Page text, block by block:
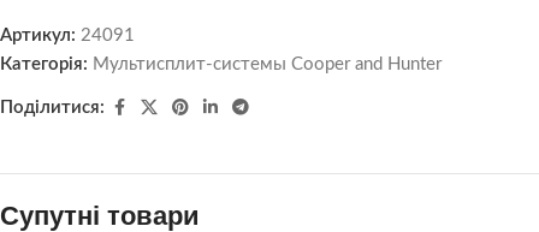
Артикул: 24091
Категорія: Мультисплит-системы Cooper and Hunter
Поділитися:
Супутні товари